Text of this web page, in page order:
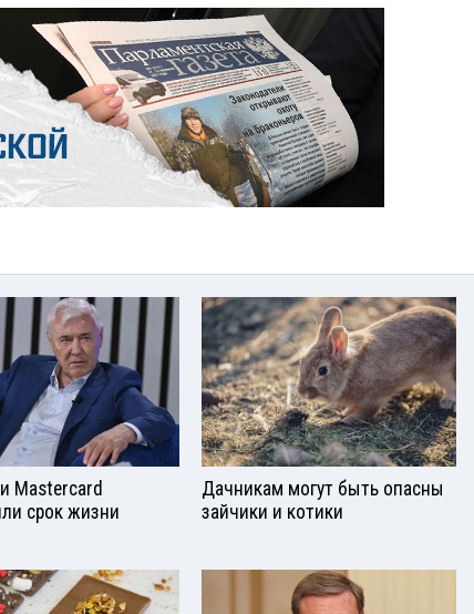
Mastercard
срок жизни
Дачникам могут быть опасны
зайчики и котики